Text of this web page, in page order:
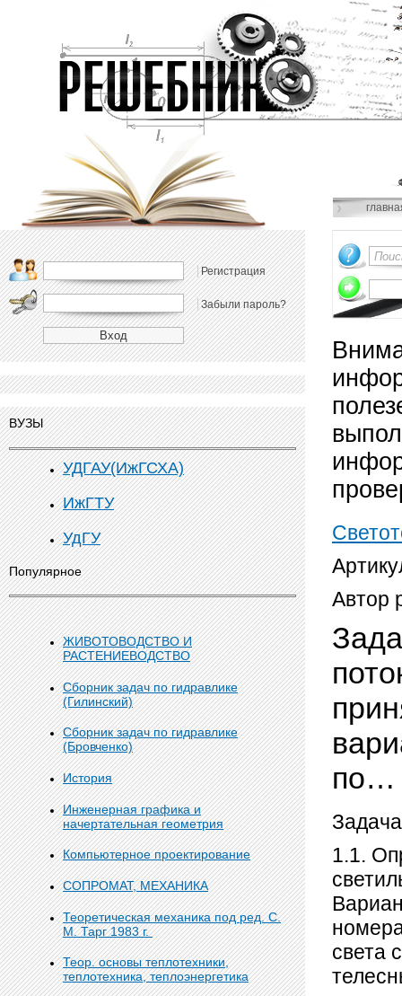
Регистрация
Забыли пароль?
ВУЗЫ
УДГАУ(ИжГСХА)
ИжГТУ
УдГУ
Популярное
ЖИВОТОВОДСТВО И
РАСТЕНИЕВОДСТВО
Сборник задач по гидравлике
(Гилинский)
Сборник задач по гидравлике
(Бровченко)
История
Инженерная графика и
начертательная геометрия
Компьютерное проектирование
СОПРОМАТ, МЕХАНИКА
Теоретическая механика под ред. С.
М. Тарг 1983 г.
Теор. основы теплотехники,
теплотехника, теплоэнергетика
Автор
по…
1.1.
света